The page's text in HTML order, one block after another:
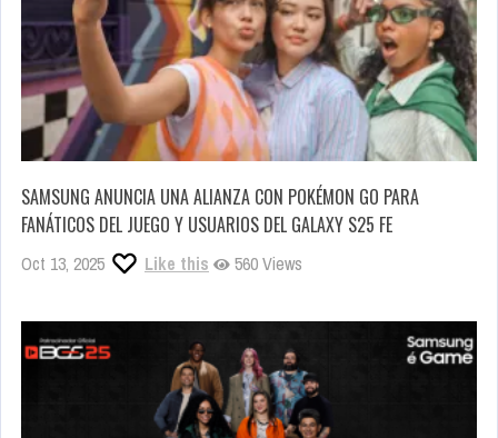
SAMSUNG ANUNCIA UNA ALIANZA CON POKÉMON GO PARA
FANÁTICOS DEL JUEGO Y USUARIOS DEL GALAXY S25 FE
Oct 13, 2025 Like this 560 Views